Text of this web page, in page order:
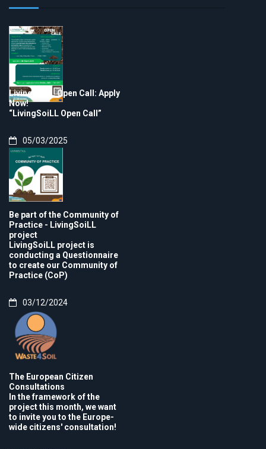
LivingSoiLL Open Call: Apply
Now!
“LivingSoiLL Open Call”
05/03/2025
Be part of the Community of
Practice - LivingSoiLL
project
LivingSoiLL project is
conducting a Questionnaire
to create our Community of
Practice (CoP)
03/12/2024
The European Citizen
Consultations
In the framework of the
project this month, we want
to invite you to the Europe-
wide citizens' consultation!